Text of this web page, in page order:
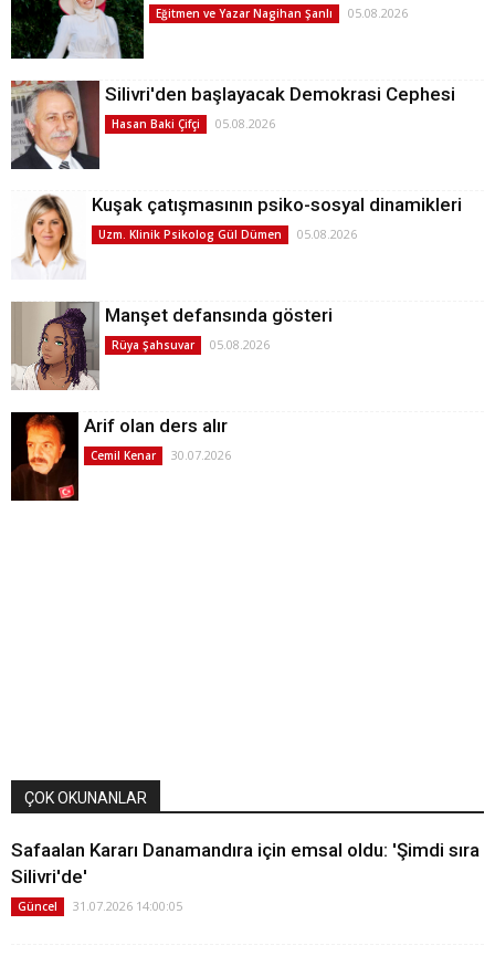
Eğitmen ve Yazar Nagihan Şanlı 05.08.2026
Silivri'den başlayacak Demokrasi Cephesi
Hasan Baki Çifçi 05.08.2026
Kuşak çatışmasının psiko-sosyal dinamikleri
Uzm. Klinik Psikolog Gül Dümen 05.08.2026
Manşet defansında gösteri
Rüya Şahsuvar 05.08.2026
Arif olan ders alır
Cemil Kenar 30.07.2026
ÇOK OKUNANLAR
Safaalan Kararı Danamandıra için emsal oldu: 'Şimdi sıra
Silivri'de'
Güncel 31.07.2026 14:00:05